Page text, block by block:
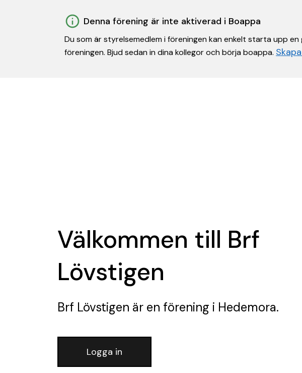
Denna förening är inte aktiverad i Boappa
Du som är styrelsemedlem i föreningen kan enkelt starta upp
föreningen. Bjud sedan in dina kollegor och börja boappa.
Välkommen till Brf
Lövstigen
Brf Lövstigen är en förening i Hedemora.
Logga in